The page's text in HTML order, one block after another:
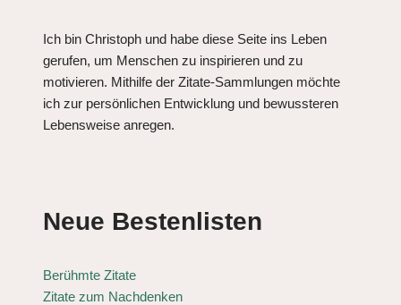
Ich bin Christoph und habe diese Seite ins Leben
gerufen, um Menschen zu inspirieren und zu
motivieren. Mithilfe der Zitate-Sammlungen möchte
ich zur persönlichen Entwicklung und bewussteren
Lebensweise anregen.
Neue Bestenlisten
Berühmte Zitate
Zitate zum Nachdenken